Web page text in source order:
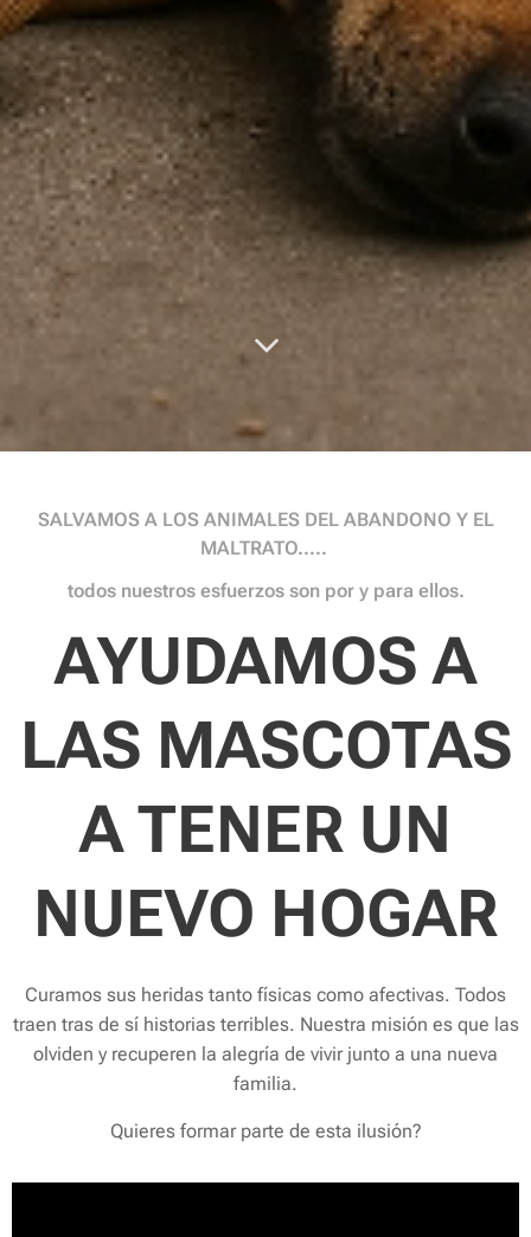
SALVAMOS A LOS ANIMALES DEL ABANDONO Y EL
MALTRATO.....
todos nuestros esfuerzos son por y para ellos.
AYUDAMOS A
LAS MASCOTAS
A TENER UN
NUEVO HOGAR
Curamos sus heridas tanto físicas como afectivas. Todos
traen tras de sí historias terribles. Nuestra misión es que las
olviden y recuperen la alegría de vivir junto a una nueva
familia.
Quieres formar parte de esta ilusión?